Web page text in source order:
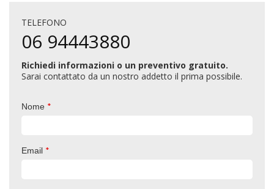
TELEFONO
06 94443880
Richiedi informazioni o un preventivo gratuito.
Sarai contattato da un nostro addetto il prima possibile.
Nome *
Email *